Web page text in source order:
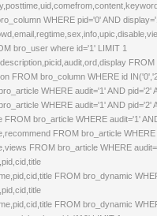
WHERE pid='0' AND
bro_user where id='1' LIMIT 1
FROM bro_column WHERE id
WHERE audit='1' AND pid='2'
WHERE audit='1' AND pid='2'
FROM bro_article WHERE audit='1'
FROM bro_article
FROM bro_article WHERE
FROM bro_dynamic
FROM bro_dynamic